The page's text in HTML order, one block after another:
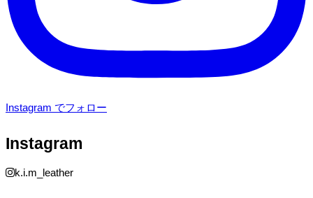
Instagram でフォロー
Instagram
k.i.m_leather